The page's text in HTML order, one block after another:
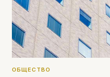
ОБЩЕСТВО